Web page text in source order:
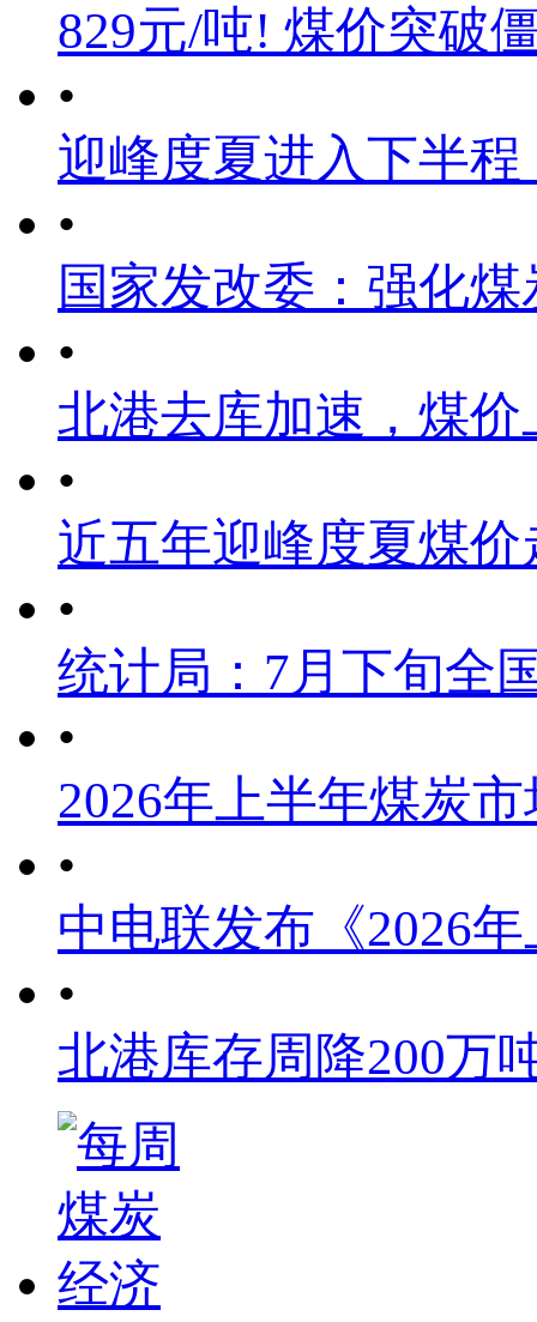
829元/吨! 煤价突破
•
迎峰度夏进入下半
•
国家发改委：强化
•
北港去库加速，煤
•
近五年迎峰度夏煤价
•
统计局：7月下旬全
•
2026年上半年煤炭
•
中电联发布《2026
•
北港库存周降200万